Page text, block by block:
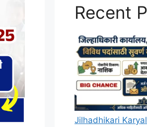
Recent
Jilhadhikari